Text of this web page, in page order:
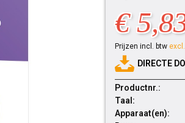
€
Prijzen incl. btw
DIRECTE
Productnr.:
Taal:
Apparaat(en):